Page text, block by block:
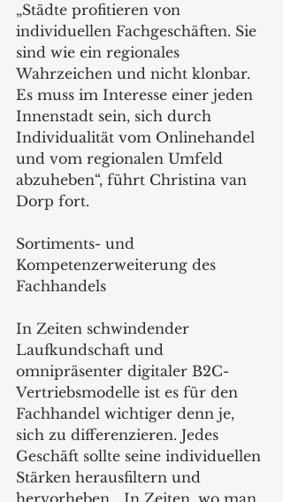
„Städte profitieren von
individuellen Fachgeschäften. Sie
sind wie ein regionales
Wahrzeichen und nicht klonbar.
Es muss im Interesse einer jeden
Innenstadt sein, sich durch
Individualität vom Onlinehandel
und vom regionalen Umfeld
abzuheben“, führt Christina van
Dorp fort.
Sortiments- und
Kompetenzerweiterung des
Fachhandels
In Zeiten schwindender
Laufkundschaft und
omnipräsenter digitaler B2C-
Vertriebsmodelle ist es für den
Fachhandel wichtiger denn je,
sich zu differenzieren. Jedes
Geschäft sollte seine individuellen
Stärken herausfiltern und
hervorheben. „In Zeiten, wo man